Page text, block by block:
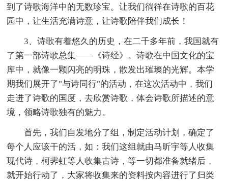
到了诗歌海洋中的无数珍宝。让我们徜徉在诗歌的百花
园中，让生活充满诗意，让诗歌陪伴我们成长！
3、诗歌有着悠久的历史，在二千多年前，我国就有
了第一部诗歌总集——《诗经》。诗歌在中国文化的宝
库中，就像一颗闪亮的明珠，散发出璀璨的光辉。本学
期我们展开了"与诗同行"的活动，在这次活动中，我们
走进了诗歌的国度，去欣赏诗歌，体会诗歌所描述的意
境，领略诗歌独有的魅力。
首先，我们自发地分了组，制定活动计划，确定了
每个人应该干的活，如：我们这组就由马昕宇等人收集
现代诗，柯霁虹等人收集古诗，等一切都准备就绪后，
就开始行动了，大家将收集来的资料按内容进行了归类